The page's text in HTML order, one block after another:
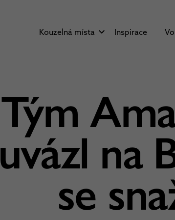
Kouzelná místa Inspirace
Tým
uvázl na
se